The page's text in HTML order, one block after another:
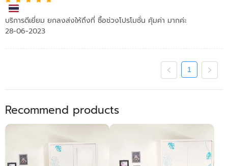
บริการดีเยี่ยม ยกลงส่งให้ถึงที่ ซื้อช่วงโปรโมชั่น คุ้มค่า มากค่ะ
28-06-2023
1
Recommend products